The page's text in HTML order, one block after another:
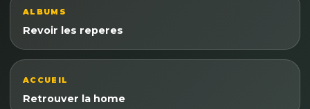
ALBUMS
Revoir les reperes
ACCUEIL
Retrouver la home